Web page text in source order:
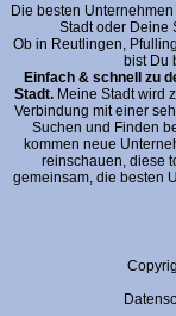
Die besten
Stadt oder Deine
Ob in Reutlingen,
bist Du
Einfach & schnell zu
Stadt. Meine Stadt wird
Verbindung mit einer
Suchen und Finden
kommen neue
reinschauen, diese
gemeinsam, die besten